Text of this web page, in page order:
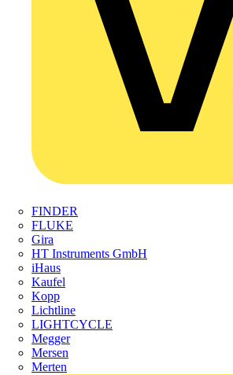
FINDER
FLUKE
Gira
HT Instruments GmbH
iHaus
Kaufel
Kopp
Lichtline
LIGHTCYCLE
Megger
Mersen
Merten